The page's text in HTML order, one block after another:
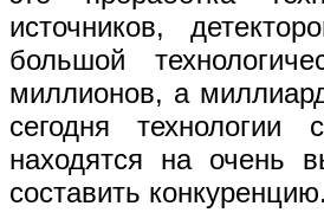
источников,
большой
миллионов, а
сегодня технологии
находятся на очень
составить конкуренцию.